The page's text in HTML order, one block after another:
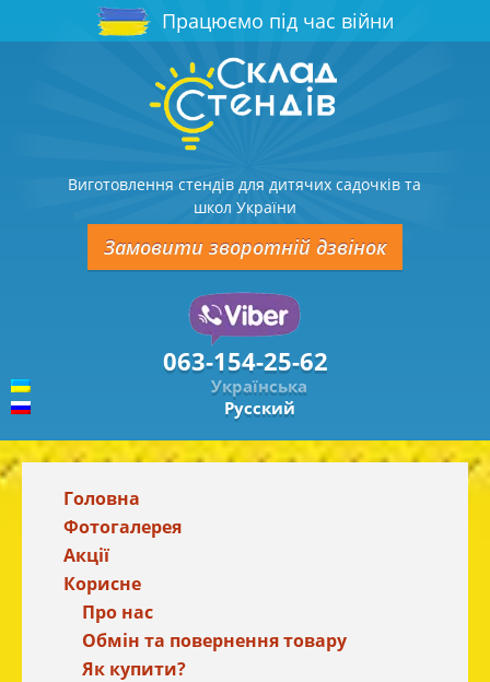
Працюємо під час війни
Виготовлення стендів для дитячих садочків та
школ України
Замовити зворотній дзвінок
063-154-25-62
Українська
Русский
Головна
Фотогалерея
Акції
Корисне
Про нас
Обмін та повернення товару
Як купити?